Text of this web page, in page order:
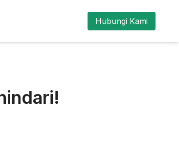
Hubungi Kami